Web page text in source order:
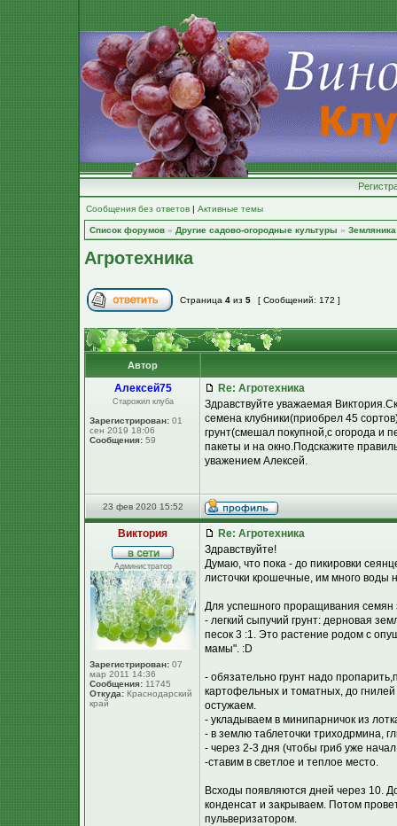
Сообщения без ответов | Активные темы
Список форумов » Другие садово-огородные культуры »
Агротехника
Страница 4 из 5 [ Сообщений: 172 ]
Автор
Алексей75
Старожил клуба
Зарегистрирован: 01
сен 2019 18:06
Сообщения: 59
Re: Агротехника
Здравствуйте уважаемая
семена клубники(приобрел 45
грунт(смешал покупной,с огорода и
пакеты и на окно.Подскажите
уважением Алексей.
23 фев 2020 15:52
Виктория
Администратор
Зарегистрирован: 07
мар 2011 14:36
Сообщения: 11745
Откуда: Краснодарский
край
Re: Агротехника
Здравствуйте!
Думаю, что пока - до пикировки
листочки крошечные, им много воды
Для успешного проращивания
- легкий сыпучий грунт: дерновая
песок 3 :1. Это растение родом с
мамы". :D
- обязательно грунт надо
картофельных и томатных, до
остужаем.
- укладываем в минипарничок из
- в землю таблеточки триходрмина,
- через 2-3 дня (чтобы гриб уже
-ставим в светлое и теплое место.
Всходы появляются дней через 10.
конденсат и закрываем. Потом
пульверизатором.